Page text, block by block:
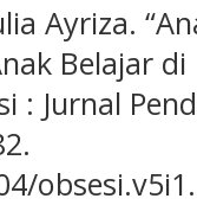
Ayriza.
Belajar di
: Jurnal